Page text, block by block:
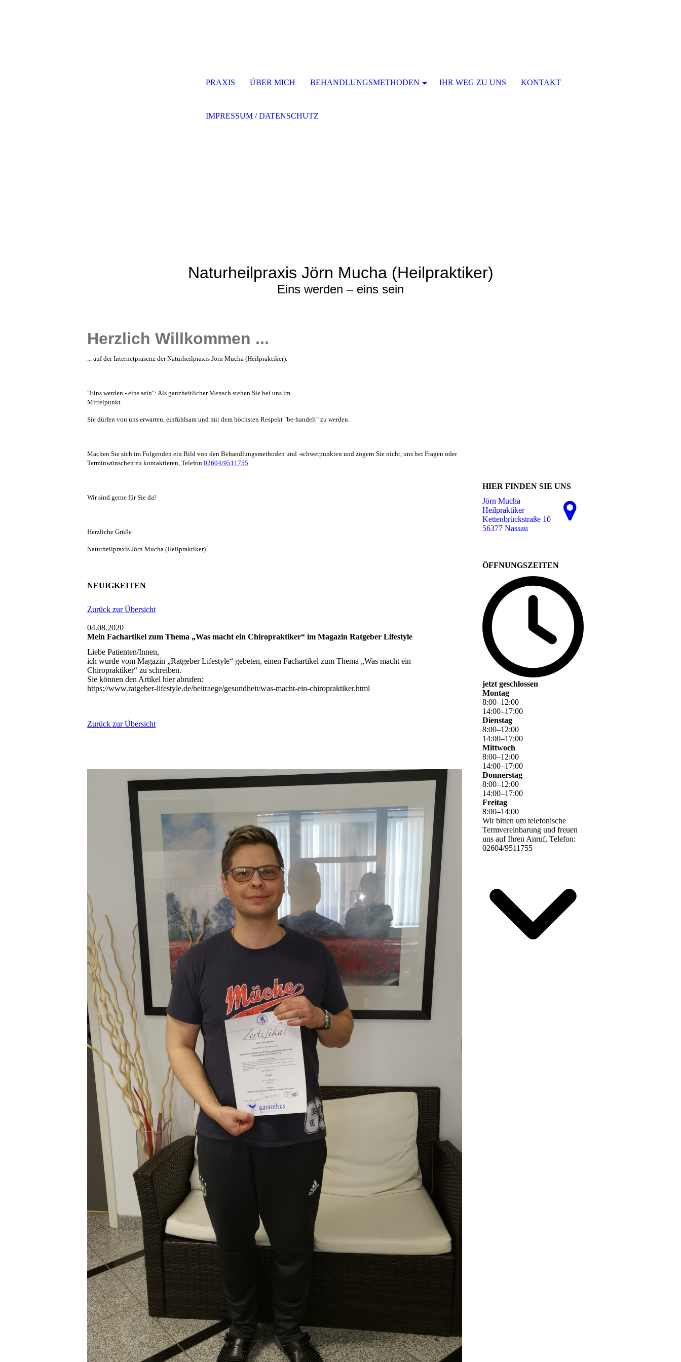
Naturheilpraxis Jörn Mucha (Heilpraktiker)
Eins werden – eins sein
Herzlich Willkommen ...
... auf der Internetpräsenz der Naturheilpraxis Jörn Mucha (Heilpraktiker).
"Eins werden - eins sein": Als ganzheitlicher Mensch stehen Sie bei uns im
Mittelpunkt.
Sie dürfen von uns erwarten, einfühlsam und mit dem höchsten Respekt "be-handelt" zu werden.
Machen Sie sich im Folgenden ein Bild von den Behandlungsmethoden und -schwerpunkten und zögern Sie nicht, uns bei Fragen oder
Terminwünschen zu kontaktieren, Telefon 02604/9511755.
Wir sind gerne für Sie da!
Herzliche Grüße
Naturheilpraxis Jörn Mucha (Heilpraktiker)
NEUIGKEITEN
Zurück zur Übersicht
04.08.2020
Mein Fachartikel zum Thema „Was macht ein Chiropraktiker“ im Magazin Ratgeber Lifestyle
Liebe Patienten/Innen,
ich wurde vom Magazin „Ratgeber Lifestyle“ gebeten, einen Fachartikel zum Thema „Was macht ein
Chiropraktiker“ zu schreiben.
Sie können den Artikel hier abrufen:
https://www.ratgeber-lifestyle.de/beitraege/gesundheit/was-macht-ein-chiropraktiker.html
Zurück zur Übersicht
HIER FINDEN SIE UNS
Jörn Mucha
Heilpraktiker
Kettenbrückstraße 10
56377 Nassau
ÖFFNUNGSZEITEN
jetzt geschlossen
Montag
8:00–12:00
14:00–17:00
Dienstag
8:00–12:00
14:00–17:00
Mittwoch
8:00–12:00
14:00–17:00
Donnerstag
8:00–12:00
14:00–17:00
Freitag
8:00–14:00
Wir bitten um telefonische
Termvereinbarung und freuen
uns auf Ihren Anruf, Telefon:
02604/9511755
PRAXIS ÜBER MICH BEHANDLUNGSMETHODEN IHR WEG ZU UNS KONTAKT
IMPRESSUM / DATENSCHUTZ